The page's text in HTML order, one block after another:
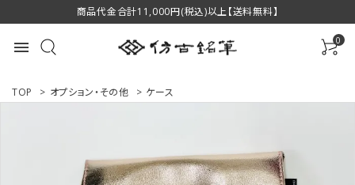
商品代金合計11,000円(税込)以上【送料無料】
menu 0
ようこそ ゲスト 様
TOP > オプション・その他 > ケース